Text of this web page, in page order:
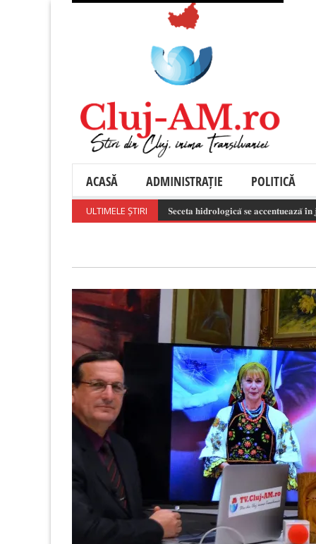
ACASĂ ADMINISTRAȚIE POLITICĂ
ULTIMELE ȘTIRI𝐒𝐞𝐜𝐞𝐭𝐚 𝐡𝐢𝐝𝐫𝐨𝐥𝐨𝐠𝐢𝐜𝐚̆ 𝐬𝐞 𝐚𝐜𝐜𝐞𝐧𝐭𝐮𝐞𝐚𝐳𝐚̆ 𝐢̂𝐧 𝐣𝐮𝐝𝐞𝐭̦𝐮𝐥